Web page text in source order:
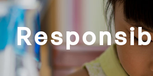
Responsib